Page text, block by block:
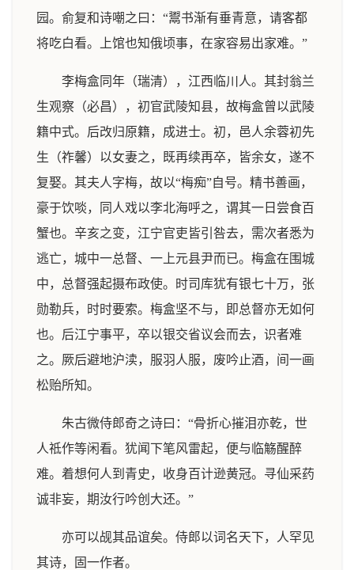
园。俞复和诗嘲之曰：“鬻书渐有垂青意，请客都
将吃白看。上馆也知俄顷事，在家容易出家难。”
李梅盒同年（瑞清），江西临川人。其封翁兰
生观察（必昌），初官武陵知县，故梅盒曾以武陵
籍中式。后改归原籍，成进士。初，邑人余蓉初先
生（祚馨）以女妻之，既再续再卒，皆余女，遂不
复娶。其夫人字梅，故以“梅痴”自号。精书善画，
豪于饮啖，同人戏以李北海呼之，谓其一日尝食百
蟹也。辛亥之变，江宁官吏皆引咎去，需次者悉为
逃亡，城中一总督、一上元县尹而已。梅盒在围城
中，总督强起摄布政使。时司库犹有银七十万，张
勋勒兵，时时要索。梅盒坚不与，即总督亦无如何
也。后江宁事平，卒以银交省议会而去，识者难
之。厥后避地沪渎，服羽人服，废吟止酒，间一画
松贻所知。
朱古微侍郎奇之诗曰：“骨折心摧泪亦乾，世
人祗作等闲看。犹闻下笔风雷起，便与临觞醒醉
难。着想何人到青史，收身百计逊黄冠。寻仙采药
诚非妄，期汝行吟创大还。”
亦可以觇其品谊矣。侍郎以词名天下，人罕见
其诗，固一作者。